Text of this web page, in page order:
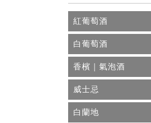
紅葡萄酒
白葡萄酒
香檳｜氣泡酒
威士忌
白蘭地